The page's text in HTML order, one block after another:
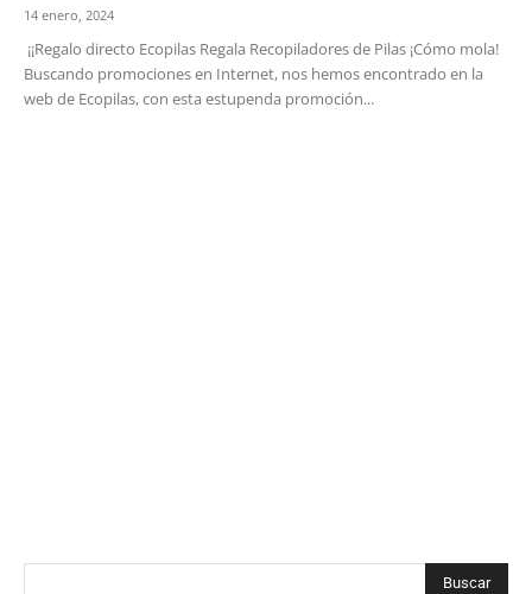
14 enero, 2024
¡¡Regalo directo Ecopilas Regala Recopiladores de Pilas ¡Cómo mola!
Buscando promociones en Internet, nos hemos encontrado en la
web de Ecopilas, con esta estupenda promoción...